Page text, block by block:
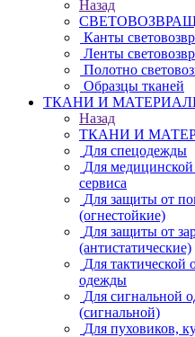
Назад
Канты
Ленты
Полотно
Образцы тканей
ТКАНИ И
Назад
ТКАНИ И
Для спецодежды
Для
сервиса
Для защиты от
(огнестойкие)
Для защиты от
(антистатические)
Для тактической
одежды
Для сигнальной
(сигнальной)
Для пуховиков,